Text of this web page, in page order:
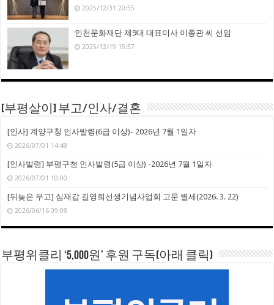
2025/12/31 20:55
인천문화재단 제9대 대표이사 이종관 씨 선임
2025/12/19 15:57
[부평살이] 부고/인사/결혼
[인사] 계양구청 인사발령(6급 이상)- 2026년 7월 1일자
2026/07/01 14:48
[인사발령] 부평구청 인사발령(5급 이상) -2026년 7월 1일자
2026/07/01 10:00
[뒤늦은 부고] 심재갑 길영희선생기념사업회 고문 별세(2026. 3. 22)
2026/06/16 09:08
부평위클리 ‘5,000원’ 후원 구독(아래 클릭)